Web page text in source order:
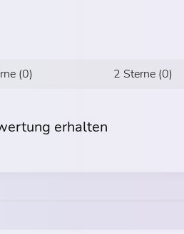
(0) 2 Sterne (0)
erhalten